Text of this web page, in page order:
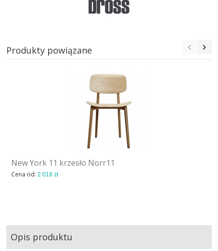
Produkty powiązane
New York 11 krzesło Norr11
Cena od:2 018 zł
Opis produktu